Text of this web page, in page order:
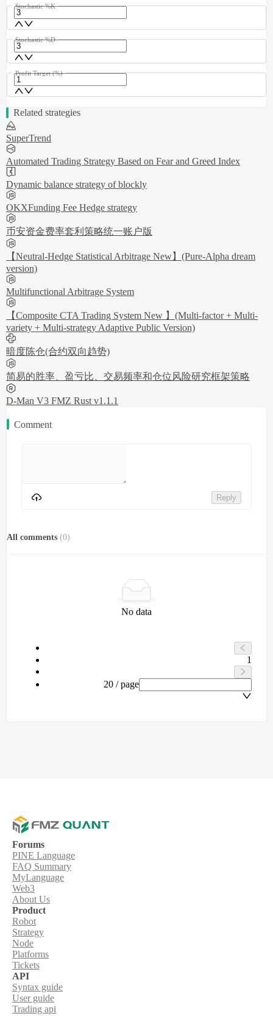
Stochastic %K
Stochastic %D
Profit Target (%)
Related strategies
SuperTrend
Automated Trading Strategy Based on Fear and Greed Index
Dynamic balance strategy of blockly
OKXFunding Fee Hedge strategy
币安资金费率套利策略统一账户版
【Neutral-Hedge Statistical Arbitrage New】(Pure-Alpha dream
version)
Multifunctional Arbitrage System
【Composite CTA Trading System New 】(Multi-factor + Multi-
variety + Multi-strategy Adaptive Public Version)
暗度陈仓(合约双向趋势)
简易的胜率、盈亏比、交易频率和仓位风险研究框架策略
D-Man V3 FMZ Rust v1.1.1
Comment
Reply
All comments (0)
No data
1
20 / page
Forums
PINE Language
FAQ Summary
MyLanguage
Web3
About Us
Product
Robot
Strategy
Node
Platforms
Tickets
API
Syntax guide
User guide
Trading api